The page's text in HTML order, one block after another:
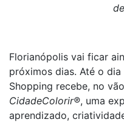
Florianópolis vai ficar
próximos dias. Até o
Shopping recebe, no
CidadeColorir®, uma
aprendizado,